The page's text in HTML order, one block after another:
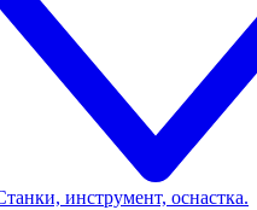
инструмент, оснастка.